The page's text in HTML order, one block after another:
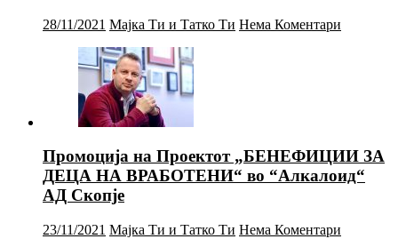
28/11/2021 Мајка Ти и Татко Ти Нема Коментари
Промоција на Проектот „БЕНЕФИЦИИ ЗА
ДЕЦА НА ВРАБОТЕНИ“ во “Алкалоид“
АД Скопје
23/11/2021 Мајка Ти и Татко Ти Нема Коментари